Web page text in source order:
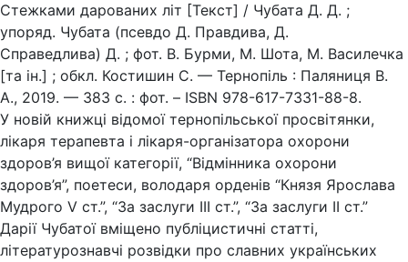
Стежками дарованих літ [Текст] / Чубата Д. Д. ;
упоряд. Чубата (псевдо Д. Правдива, Д.
Справедлива) Д. ; фот. В. Бурми, М. Шота, М. Василечка
[та ін.] ; обкл. Костишин С. — Тернопіль : Паляниця В.
А., 2019. — 383 с. : фот. – ISBN 978-617-7331-88-8.
У новій книжці відомої тернопільської просвітянки,
лікаря терапевта і лікаря-організатора охорони
здоров’я вищої категорії, “Відмінника охорони
здоров’я”, поетеси, володаря орденів “Князя Ярослава
Мудрого V ст.”, “За заслуги ІІІ ст.”, “За заслуги ІІ ст.”
Дарії Чубатої вміщено публіцистичні статті,
літературознавчі розвідки про славних українських